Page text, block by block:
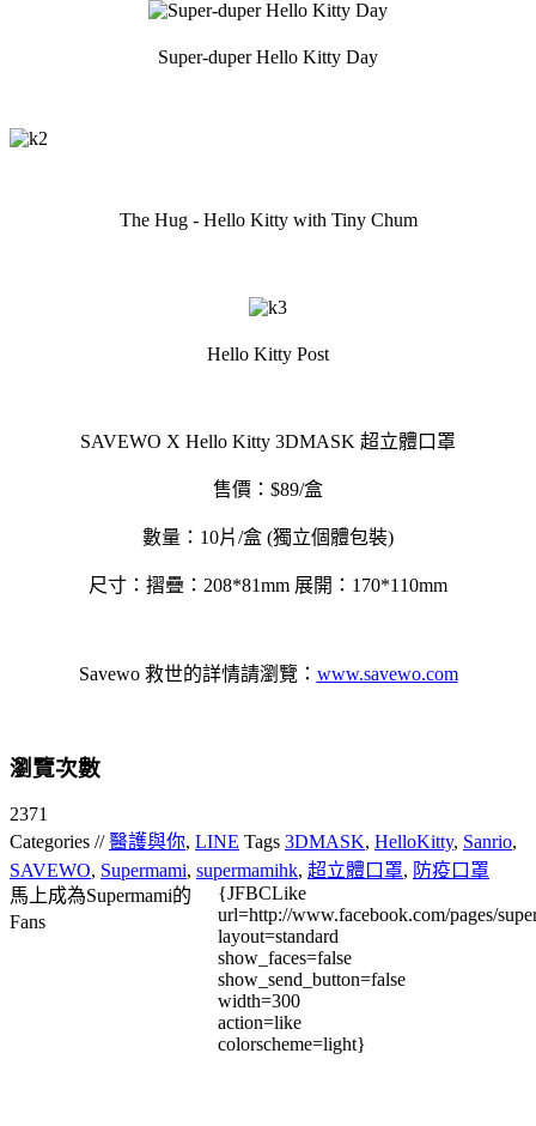
Super-duper Hello Kitty Day
The Hug - Hello Kitty with Tiny Chum
Hello Kitty Post
SAVEWO X Hello Kitty 3DMASK 超立體口罩
售價：$89/盒
數量：10片/盒 (獨立個體包裝)
尺寸：摺疊：208*81mm 展開：170*110mm
Savewo 救世的詳情請瀏覽： www.savewo.com
瀏覽次數
2371
Categories //醫護與你, LINE Tags 3DMASK, HelloKitty, Sanrio,
SAVEWO, Supermami, supermamihk, 超立體口罩, 防疫口罩
馬上成為Supermami的
Fans
{JFBCLike
url=http://www.facebook.com/pages/
layout=standard
show_faces=false
show_send_button=false
width=300
action=like
colorscheme=light}